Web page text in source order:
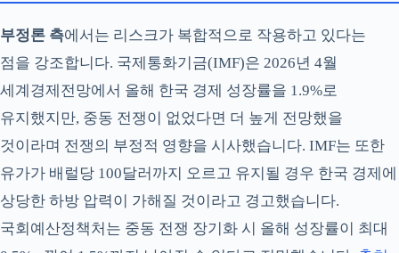
부정론 측에서는 리스크가 복합적으로 작용하고 있다는
점을 강조합니다. 국제통화기금(IMF)은 2026년 4월
세계경제전망에서 올해 한국 경제 성장률을 1.9%로
유지했지만, 중동 전쟁이 없었다면 더 높게 전망했을
것이라며 전쟁의 부정적 영향을 시사했습니다. IMF는 또한
유가가 배럴당 100달러까지 오르고 유지될 경우 한국 경제에
상당한 하방 압력이 가해질 것이라고 경고했습니다.
국회예산정책처는 중동 전쟁 장기화 시 올해 성장률이 최대